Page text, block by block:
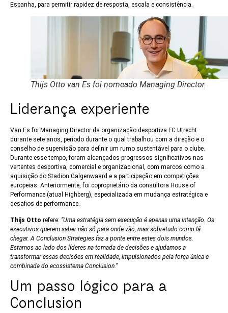
Espanha, para permitir rapidez de resposta, escala e consistência.
Thijs Otto van Es foi nomeado Managing Director.
Liderança experiente
Van Es foi Managing Director da organização desportiva FC Utrecht
durante sete anos, período durante o qual trabalhou com a direção e o
conselho de supervisão para definir um rumo sustentável para o clube.
Durante esse tempo, foram alcançados progressos significativos nas
vertentes desportiva, comercial e organizacional, com marcos como a
aquisição do Stadion Galgenwaard e a participação em competições
europeias. Anteriormente, foi coproprietário da consultora House of
Performance (atual Highberg), especializada em mudança estratégica e
desafios de performance.
Thijs Otto refere: “Uma estratégia sem execução é apenas uma intenção. Os
executivos querem saber não só para onde vão, mas sobretudo como lá
chegar. A Conclusion Strategies faz a ponte entre estes dois mundos.
Estamos ao lado dos líderes na tomada de decisões e ajudamos a
transformar essas decisões em realidade, impulsionados pela força única e
combinada do ecossistema Conclusion.”
Um passo lógico para a
Conclusion